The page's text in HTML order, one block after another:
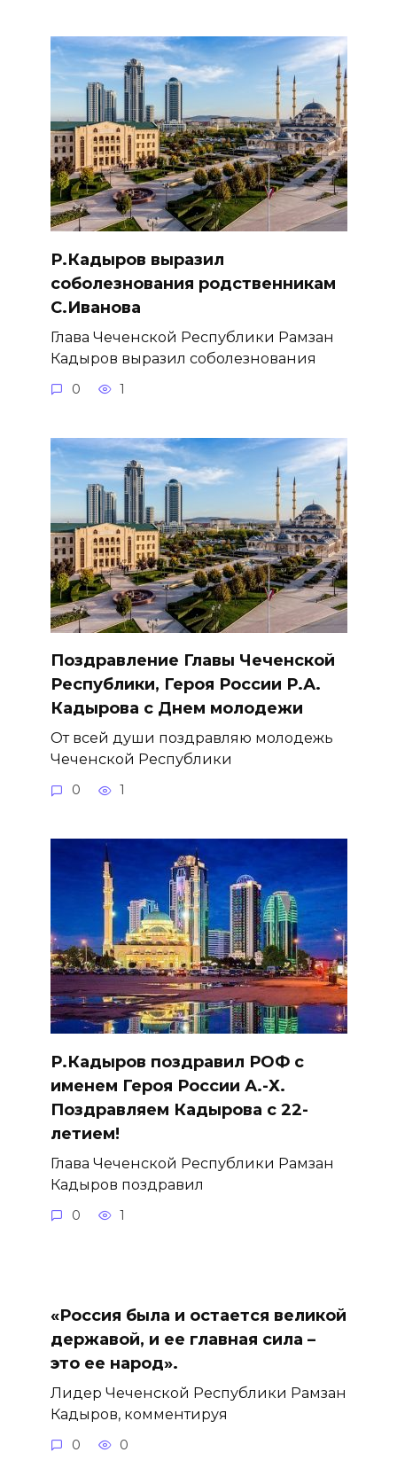
Р.Кадыров выразил
соболезнования родственникам
С.Иванова
Глава Чеченской Республики Рамзан
Кадыров выразил соболезнования
0 1
Поздравление Главы Чеченской
Республики, Героя России Р.А.
Кадырова с Днем молодежи
От всей души поздравляю молодежь
Чеченской Республики
0 1
Р.Кадыров поздравил РОФ с
именем Героя России А.-Х.
Поздравляем Кадырова с 22-
летием!
Глава Чеченской Республики Рамзан
Кадыров поздравил
0 1
«Россия была и остается великой
державой, и ее главная сила –
это ее народ».
Лидер Чеченской Республики Рамзан
Кадыров, комментируя
0 0